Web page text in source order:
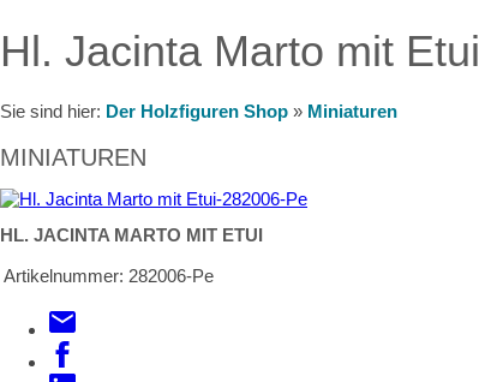
Hl. Jacinta Marto mit Etui
Sie sind hier: Der Holzfiguren Shop » Miniaturen
MINIATUREN
HL. JACINTA MARTO MIT ETUI
Artikelnummer: 282006-Pe